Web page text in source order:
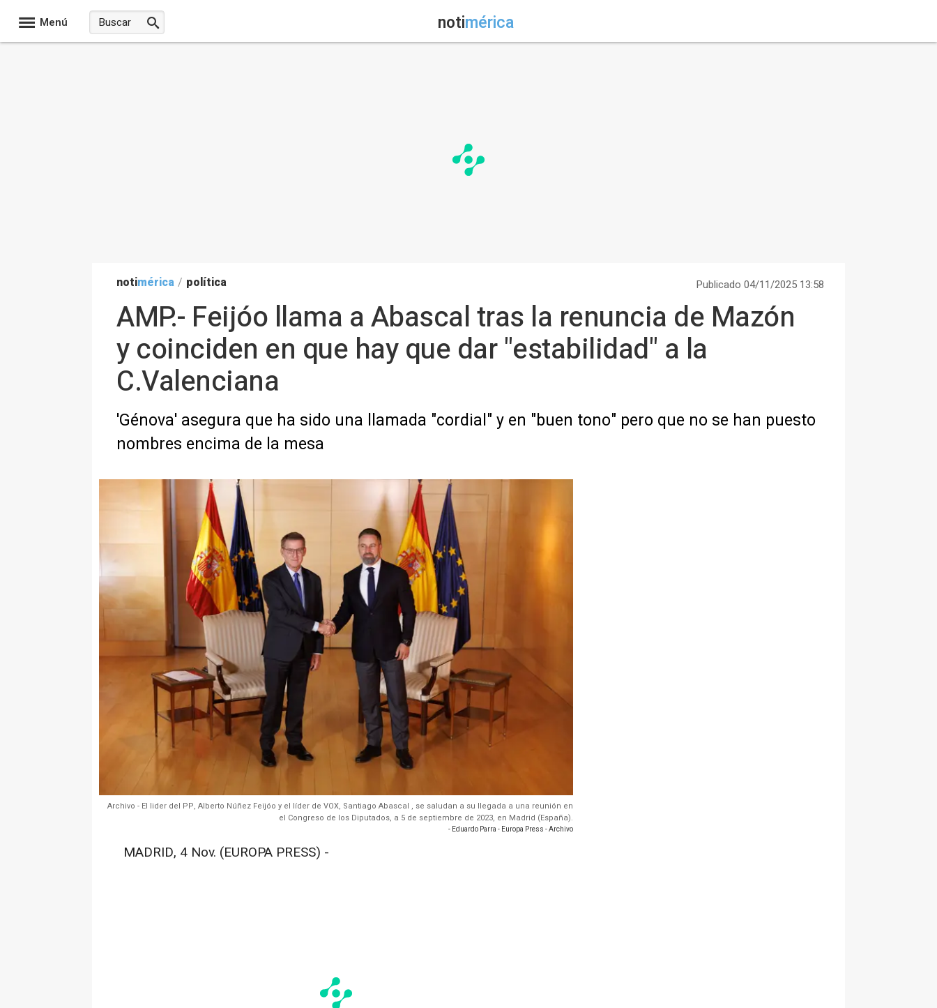
Menú notimérica
notimérica / política Publicado 04/11/2025 13:58
AMP.- Feijóo llama a Abascal tras la renuncia de Mazón
y coinciden en que hay que dar "estabilidad" a la
C.Valenciana
'Génova' asegura que ha sido una llamada "cordial" y en "buen tono" pero que no se han puesto
nombres encima de la mesa
Archivo - El lider del PP, Alberto Núñez Feijóo y el líder de VOX, Santiago Abascal , se saludan a su llegada a una reunión en
el Congreso de los Diputados, a 5 de septiembre de 2023, en Madrid (España).
- Eduardo Parra - Europa Press - Archivo
MADRID, 4 Nov. (EUROPA PRESS) -